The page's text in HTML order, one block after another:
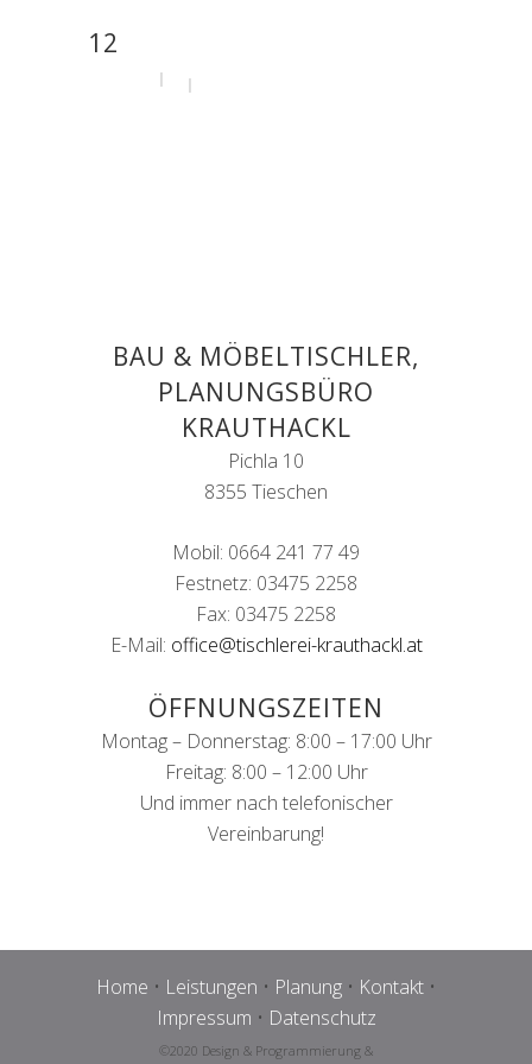
12
BAU & MÖBELTISCHLER,
PLANUNGSBÜRO
KRAUTHACKL
Pichla 10
8355 Tieschen
Mobil: 0664 241 77 49
Festnetz: 03475 2258
Fax: 03475 2258
E-Mail: office@tischlerei-krauthackl.at
ÖFFNUNGSZEITEN
Montag – Donnerstag: 8:00 – 17:00 Uhr
Freitag: 8:00 – 12:00 Uhr
Und immer nach telefonischer
Vereinbarung!
Home • Leistungen • Planung • Kontakt •
Impressum • Datenschutz
©2020 Design & Programmierung &